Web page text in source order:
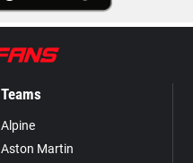
Teams
Alpine
Aston Martin